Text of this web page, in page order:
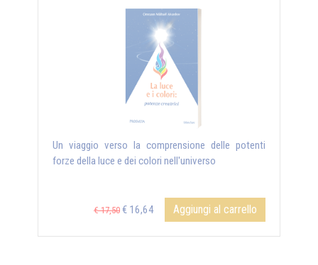
Un viaggio verso la comprensione delle potenti
forze della luce e dei colori nell'universo
€ 17,50 € 16,64 Aggiungi al carrello